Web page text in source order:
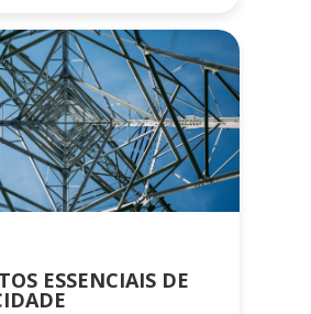
ESSENCIAIS DE